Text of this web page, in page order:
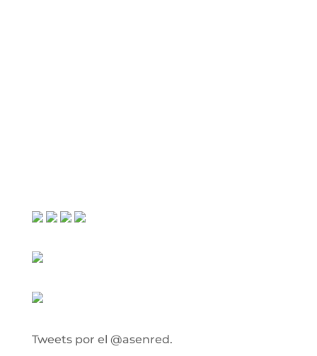
Tweets por el @asenred.